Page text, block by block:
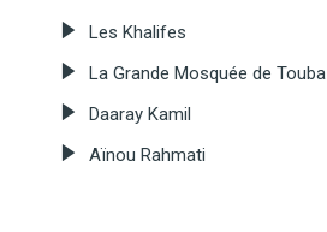
Les Khalifes
La Grande Mosquée de Touba
Daaray Kamil
Aïnou Rahmati